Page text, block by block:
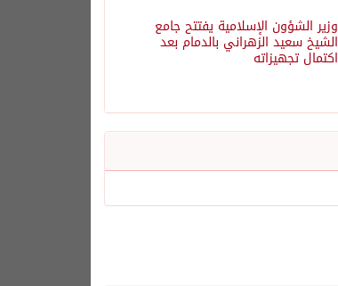
وزير الشؤون الإسلامية يفتتح جامع
الشيخ سعيد الزهراني بالدمام بعد
اكتمال تجهيزاته